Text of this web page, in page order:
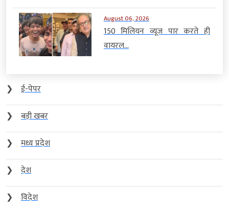
August 06, 2026
150 मिलियन व्यूज पार करते ही
वायरल...
❯
ई-पेपर
❯
बड़ी खबर
❯
मध्य प्रदेश
❯
देश
❯
विदेश